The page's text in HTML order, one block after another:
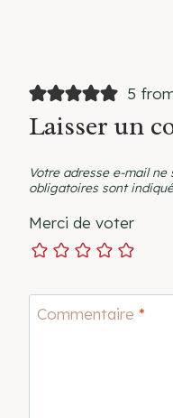
5
Laisser un
Votre adresse e-mail ne
obligatoires sont
Merci de voter
Commentaire *